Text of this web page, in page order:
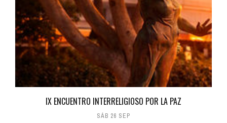
IX ENCUENTRO INTERRELIGIOSO POR LA PAZ
SÁB 26 SEP